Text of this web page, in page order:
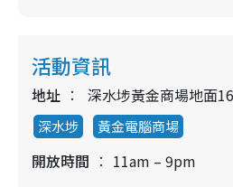
活動資訊
地址 深水埗黃金商場地面
深水埗 黃金電腦商場
開放時間 11am – 9pm